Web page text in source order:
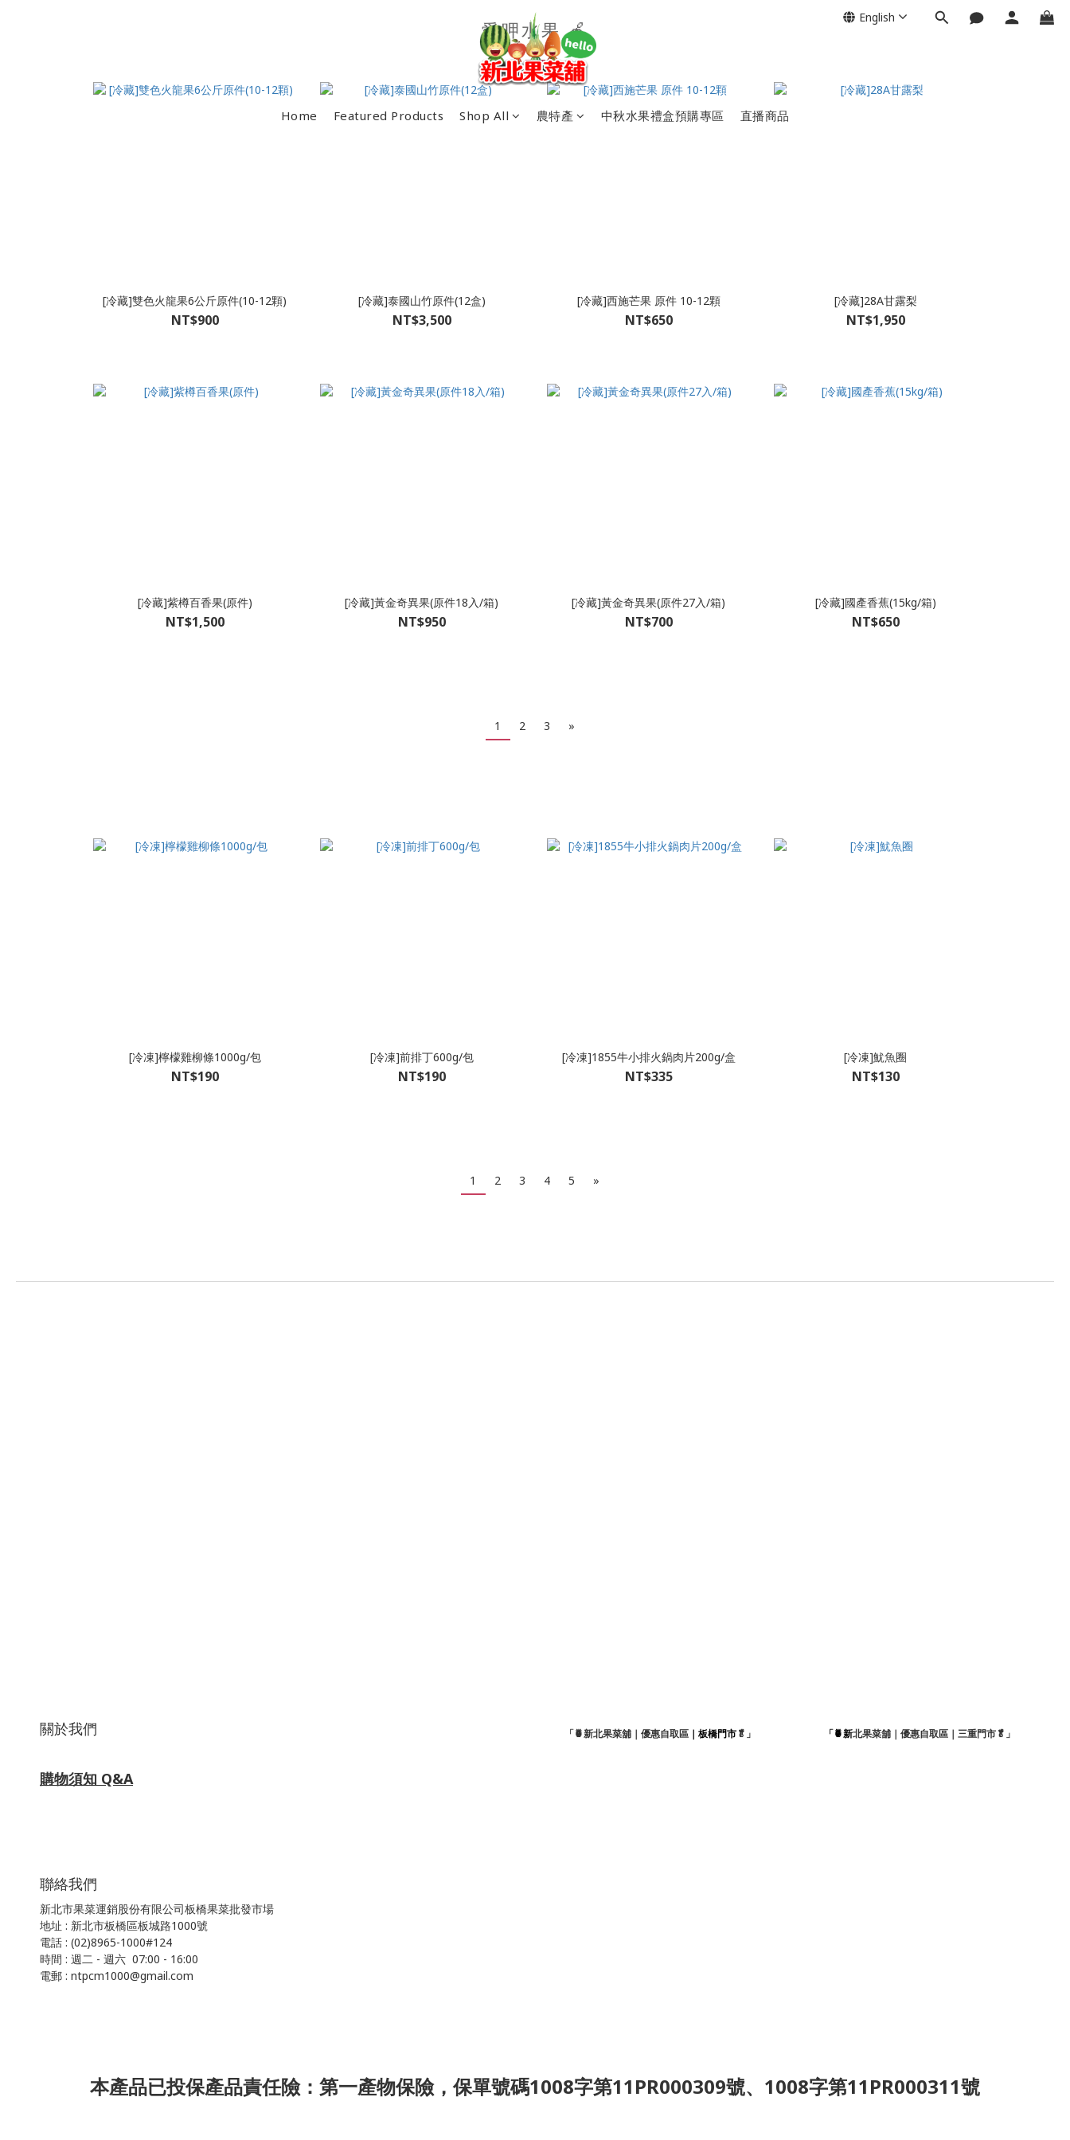
Home Featured Products Shop All 農特產 中秋水果禮盒預購專區 直播商品
English
愛呷水果 🍎
[冷藏]雙色火龍果6公斤原件(10-12顆)
NT$900
[冷藏]泰國山竹原件(12盒)
NT$3,500
[冷藏]西施芒果 原件 10-12顆
NT$650
[冷藏]28A甘露梨
NT$1,950
[冷藏]紫樽百香果(原件)
NT$1,500
[冷藏]黃金奇異果(原件18入/箱)
NT$950
[冷藏]黃金奇異果(原件27入/箱)
NT$700
[冷藏]國產香蕉(15kg/箱)
NT$650
1 2 3 »
[冷凍]檸檬雞柳條1000g/包
NT$190
[冷凍]前排丁600g/包
NT$190
[冷凍]1855牛小排火鍋肉片200g/盒
NT$335
[冷凍]魷魚圈
NT$130
1 2 3 4 5 »
關於我們
購物須知 Q&A
「🍍新北果菜舖｜優惠自取區 ｜板橋門市🥬」 「🍍新北果菜舖｜優惠自取區｜三重門市🥬」
聯絡我們
新北市果菜運銷股份有限公司板橋果菜批發市場
地址 : 新北市板橋區板城路1000號
電話 : (02)8965-1000#124
時間 : 週二 - 週六 07:00 - 16:00
電郵 : ntpcm1000@gmail.com
本產品已投保產品責任險：第一產物保險，保單號碼1008字第11PR000309號、1008字第11PR000311號